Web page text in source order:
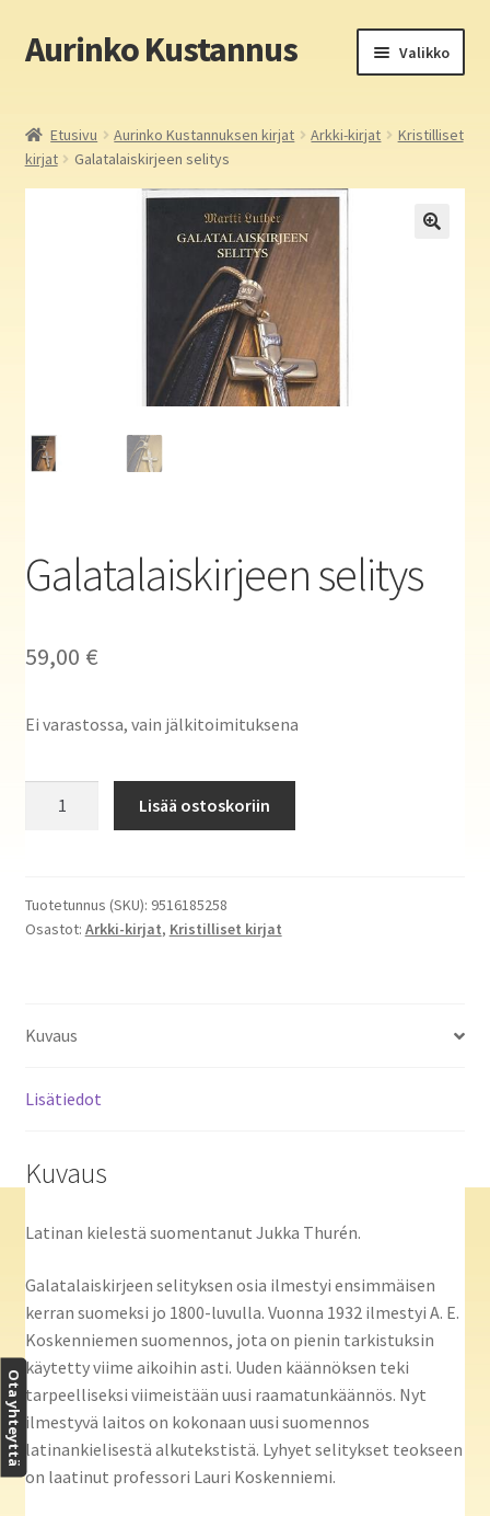
Siirry
navigointiin
Siirry
sisältöön
Aurinko Kustannus Valikko
Yritys
Aurinko Kustannus: kirjat
Auringon kirja- ja paperipuodit verkossa
Media
Etusivu Aurinko Kustannuksen kirjat Arkki-kirjat
Kristilliset
kirjat
Galatalaiskirjeen selitys
Galatalaiskirjeen selitys
59,00 €
Ei varastossa, vain jälkitoimituksena
Lisää ostoskoriin
Tuotetunnus (SKU): 9516185258
Osastot: Arkki-kirjat, Kristilliset kirjat
Kuvaus
Lisätiedot
Kuvaus
Latinan kielestä suomentanut Jukka Thurén.
Galatalaiskirjeen selityksen osia ilmestyi ensimmäisen
kerran suomeksi jo 1800-luvulla. Vuonna 1932 ilmestyi A. E.
Koskenniemen suomennos, jota on pienin tarkistuksin
käytetty viime aikoihin asti. Uuden käännöksen teki
tarpeelliseksi viimeistään uusi raamatunkäännös. Nyt
ilmestyvä laitos on kokonaan uusi suomennos
latinankielisestä alkutekstistä. Lyhyet selitykset teokseen
on laatinut professori Lauri Koskenniemi.
Ota yhteyttä